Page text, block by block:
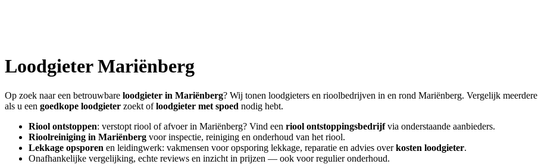
LoodgieterMariënberg
Op zoek naar een betrouwbare loodgieter in Mariënberg? Wij tonen loodgieters en rioolbedrijven in en rond Mariënberg. Vergelijk meerdere
als u een goedkope loodgieter zoekt ofloodgieter met spoed nodig hebt.
Riool ontstoppen: verstopt riool of afvoer in Mariënberg? Vind een riool ontstoppingsbedrijfvia onderstaande aanbieders.
Rioolreiniging in Mariënberg voor inspectie, reiniging en onderhoud van het riool.
Lekkage opsporen en leidingwerk: vakmensen voor opsporing lekkage, reparatie en advies overkosten loodgieter.
Onafhankelijke vergelijking, echte reviews en inzicht in prijzen — ook voor regulier onderhoud.